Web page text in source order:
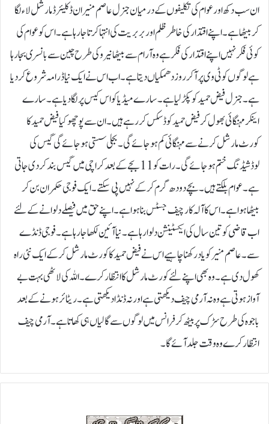
ان سب دکھ اور عوام کی تکلیفوں کے درمیان جنرل عاصم منیر ان ڈکلیئرڈ مارشل لاء لگا
کر بیٹھا ہے۔ اپنے اقتدار کی خاطر ظلم اور بربریت کی انتہا کرتا جارہا ہے۔ اس کو عوام کی
کوئی فکر نہیں اپنے اقتدار کی فکر ہے وہ آرام سے بیٹھا نیرو کی طرح چین سے بانسری بجارہا
ہے لوگوں کو ٹی وی پر آ کر روز دھمکیاں دیتا ہے۔ اب اس نے ایک نیا ڈرامہ شروع کر دیا
ہے۔ جنرل فیض حمید کو پکڑ لیا ہے۔ سارے میڈیا کو اس کیس پر لگا دیا ہے۔ سارے
اینکر مہنگائی بھول کر فیض حمید کو ڈسکس کررہے ہیں۔ ان سے پوچھو کیا فیض حمید کا
کورٹ مارشل کرنے سے مہنگائی کم ہو جائے گی۔ بجلی سستی ہو جائے گی گیس کی
لوڈشیڈنگ ختم ہو جائے گی۔ رات کو 11 بجے کے بعد کراچی میں گیس بند کر دی جاتی
ہے۔ عوام بلکتے ہیں۔ بچے دودھ گرم کر کے نہیں پی سکتے۔ ایک فوجی حکمران بن کر
بیٹھا ہوا ہے۔ اس کا آلہ کار چیف جسٹس بنا ہوا ہے۔ اپنے حق میں فیصلے دلوانے کے لئے
اب قاضی کو تین سال کی ایکسٹینشن دلوا رہا ہے۔ نیا آئین لکھا جارہا ہے۔ فوجی ڈنڈے
سے۔ عاصم منیر کو یاد رکھنا چاہیے اس نے فیض حمید کا کورٹ مارشل کر کے ایک نئی راہ
کھول دی ہے۔ وہ بھی اپنے لئے کورٹ مارشل کا انتظار کرے۔ اللہ کی لاٹھی بہت بے
آواز ہوتی ہے وہ نہ آرمی چیف دیکھتی ہے اورنہ ڈنڈا دیکھتی ہے۔ ریٹائر ہونے کے بعد
باجوہ کی طرح سڑک پر بیٹھ کر فرانس میں لوگوں سے گالیاں ہی کھاتا ہے۔ آرمی چیف
انتظار کرے وہ وقت جلد آئے گا۔